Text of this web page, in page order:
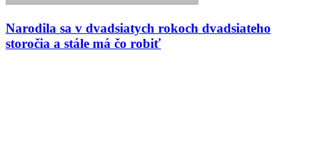
Narodila sa v dvadsiatych rokoch dvadsiateho
storočia a stále má čo robiť